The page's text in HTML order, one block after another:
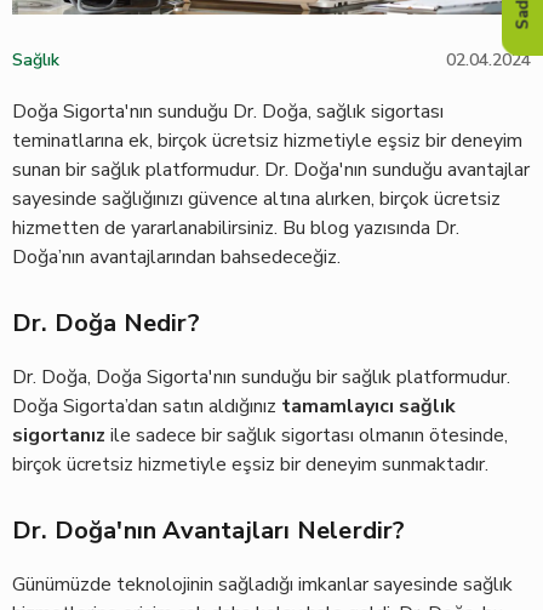
Sağlık 02.04.2024
Doğa Sigorta'nın sunduğu Dr. Doğa, sağlık sigortası
teminatlarına ek, birçok ücretsiz hizmetiyle eşsiz bir deneyim
sunan bir sağlık platformudur. Dr. Doğa'nın sunduğu avantajlar
sayesinde sağlığınızı güvence altına alırken, birçok ücretsiz
hizmetten de yararlanabilirsiniz. Bu blog yazısında Dr.
Doğa’nın avantajlarından bahsedeceğiz.
Dr. Doğa Nedir?
Dr. Doğa, Doğa Sigorta'nın sunduğu bir sağlık platformudur.
Doğa Sigorta’dan satın aldığınız tamamlayıcı sağlık
sigortanız ile sadece bir sağlık sigortası olmanın ötesinde,
birçok ücretsiz hizmetiyle eşsiz bir deneyim sunmaktadır.
Dr. Doğa'nın Avantajları Nelerdir?
Günümüzde teknolojinin sağladığı imkanlar sayesinde sağlık